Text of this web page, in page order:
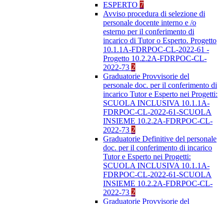
ESPERTO 7
Avviso procedura di selezione di
personale docente interno e /o
esterno per il conferimento di
incarico di Tutor o Esperto. Progetto
10.1.1A-FDRPOC-CL-2022-61 -
Progetto 10.2.2A-FDRPOC-CL-
2022-73 2
Graduatorie Provvisorie del
personale doc. per il conferimento di
incarico Tutor e Esperto nei Progetti:
SCUOLA INCLUSIVA 10.1.1A-
FDRPOC-CL-2022-61-SCUOLA
INSIEME 10.2.2A-FDRPOC-CL-
2022-73 2
Graduatorie Definitive del personale
doc. per il conferimento di incarico
Tutor e Esperto nei Progetti:
SCUOLA INCLUSIVA 10.1.1A-
FDRPOC-CL-2022-61-SCUOLA
INSIEME 10.2.2A-FDRPOC-CL-
2022-73 2
Graduatorie Provvisorie del